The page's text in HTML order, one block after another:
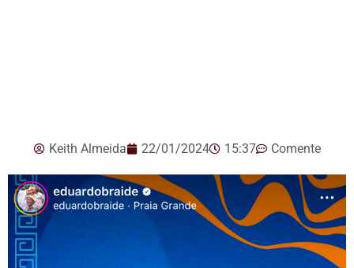
Keith Almeida 22/01/2024 15:37 Comente